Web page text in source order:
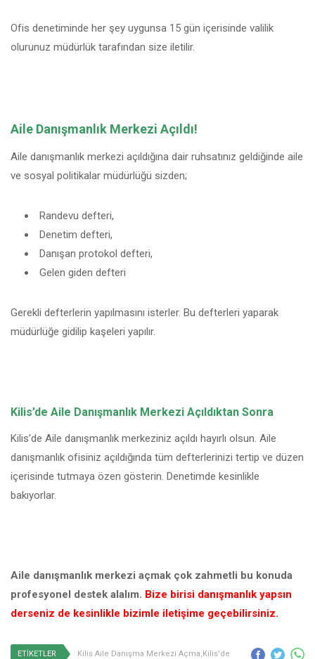
Ofis denetiminde her şey uygunsa 15 gün içerisinde valilik
olurunuz müdürlük tarafından size iletilir.
Aile Danışmanlık Merkezi Açıldı!
Aile danışmanlık merkezi açıldığına dair ruhsatınız geldiğinde aile
ve sosyal politikalar müdürlüğü sizden;
Randevu defteri,
Denetim defteri,
Danışan protokol defteri,
Gelen giden defteri
Gerekli defterlerin yapılmasını isterler. Bu defterleri yaparak
müdürlüğe gidilip kaşeleri yapılır.
Kilis’de Aile Danışmanlık Merkezi Açıldıktan Sonra
Kilis’de Aile danışmanlık merkeziniz açıldı hayırlı olsun. Aile
danışmanlık ofisiniz açıldığında tüm defterlerinizi tertip ve düzen
içerisinde tutmaya özen gösterin. Denetimde kesinlikle
bakıyorlar.
Aile danışmanlık merkezi açmak çok zahmetli bu konuda
profesyonel destek alalım. Bize birisi danışmanlık yapsın
derseniz de kesinlikle bizimle iletişime geçebilirsiniz.
ETİKETLER Kilis Aile Danışma Merkezi Açma,Kilis'de